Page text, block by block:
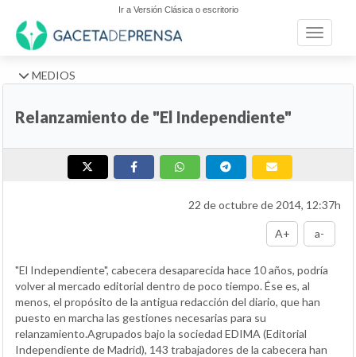
Ir a Versión Clásica o escritorio
Toggle
MEDIOS
Relanzamiento de "El Independiente"
22 de octubre de 2014, 12:37h
A+ a-
"El Independiente", cabecera desaparecida hace 10 años, podría
volver al mercado editorial dentro de poco tiempo. Ése es, al
menos, el propósito de la antigua redacción del diario, que han
puesto en marcha las gestiones necesarias para su
relanzamiento.Agrupados bajo la sociedad EDIMA (Editorial
Independiente de Madrid), 143 trabajadores de la cabecera han